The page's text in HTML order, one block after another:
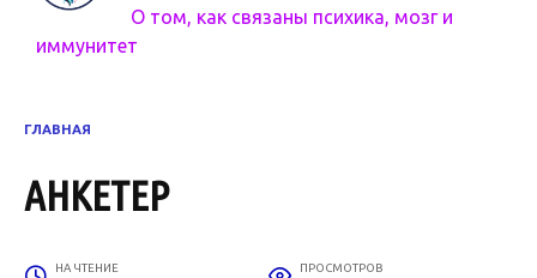
О том, как связаны психика, мозг и
иммунитет
ГЛАВНАЯ
АНКЕТЕР
НА ЧТЕНИЕ ПРОСМОТРОВ